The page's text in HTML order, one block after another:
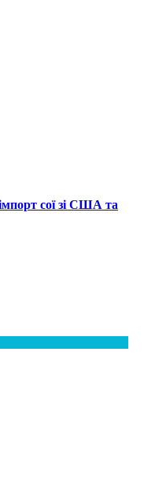
сої зі США та